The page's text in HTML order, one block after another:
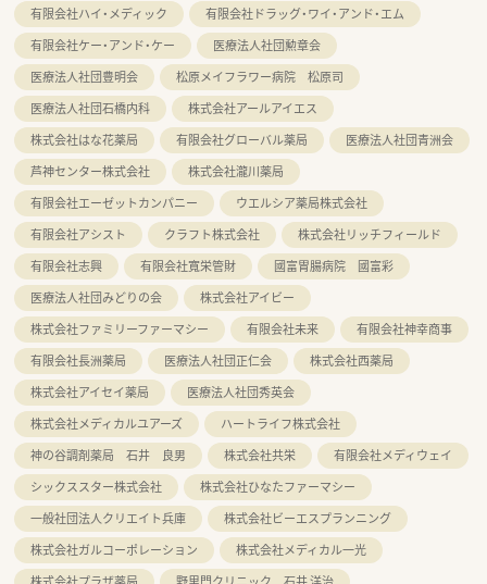
有限会社ハイ・メディック
有限会社ドラッグ・ワイ・アンド・エム
有限会社ケー・アンド・ケー
医療法人社団勲章会
医療法人社団豊明会
松原メイフラワー病院 松原司
医療法人社団石橋内科
株式会社アールアイエス
株式会社はな花薬局
有限会社グローバル薬局
医療法人社団青洲会
芦神センター株式会社
株式会社瀧川薬局
有限会社エーゼットカンパニー
ウエルシア薬局株式会社
有限会社アシスト
クラフト株式会社
株式会社リッチフィールド
有限会社志興
有限会社寬栄管財
國富胃腸病院 國富彩
医療法人社団みどりの会
株式会社アイビー
株式会社ファミリーファーマシー
有限会社未来
有限会社神幸商事
有限会社長洲薬局
医療法人社団正仁会
株式会社西薬局
株式会社アイセイ薬局
医療法人社団秀英会
株式会社メディカルユアーズ
ハートライフ株式会社
神の谷調剤薬局 石井 良男
株式会社共栄
有限会社メディウェイ
シックススター株式会社
株式会社ひなたファーマシー
一般社団法人クリエイト兵庫
株式会社ビーエスプランニング
株式会社ガルコーポレーション
株式会社メディカル一光